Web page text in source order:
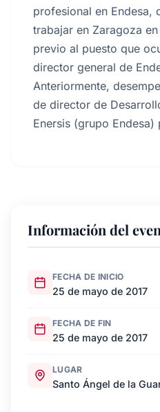
profesional en Endesa,
trabajar en Zaragoza
previo al puesto que
director general de
Anteriormente,
de director de
Enersis (grupo Endesa)
Información del
FECHA DE INICIO
25 de mayo de 2017
FECHA DE FIN
25 de mayo de 2017
LUGAR
Santo Ángel de la